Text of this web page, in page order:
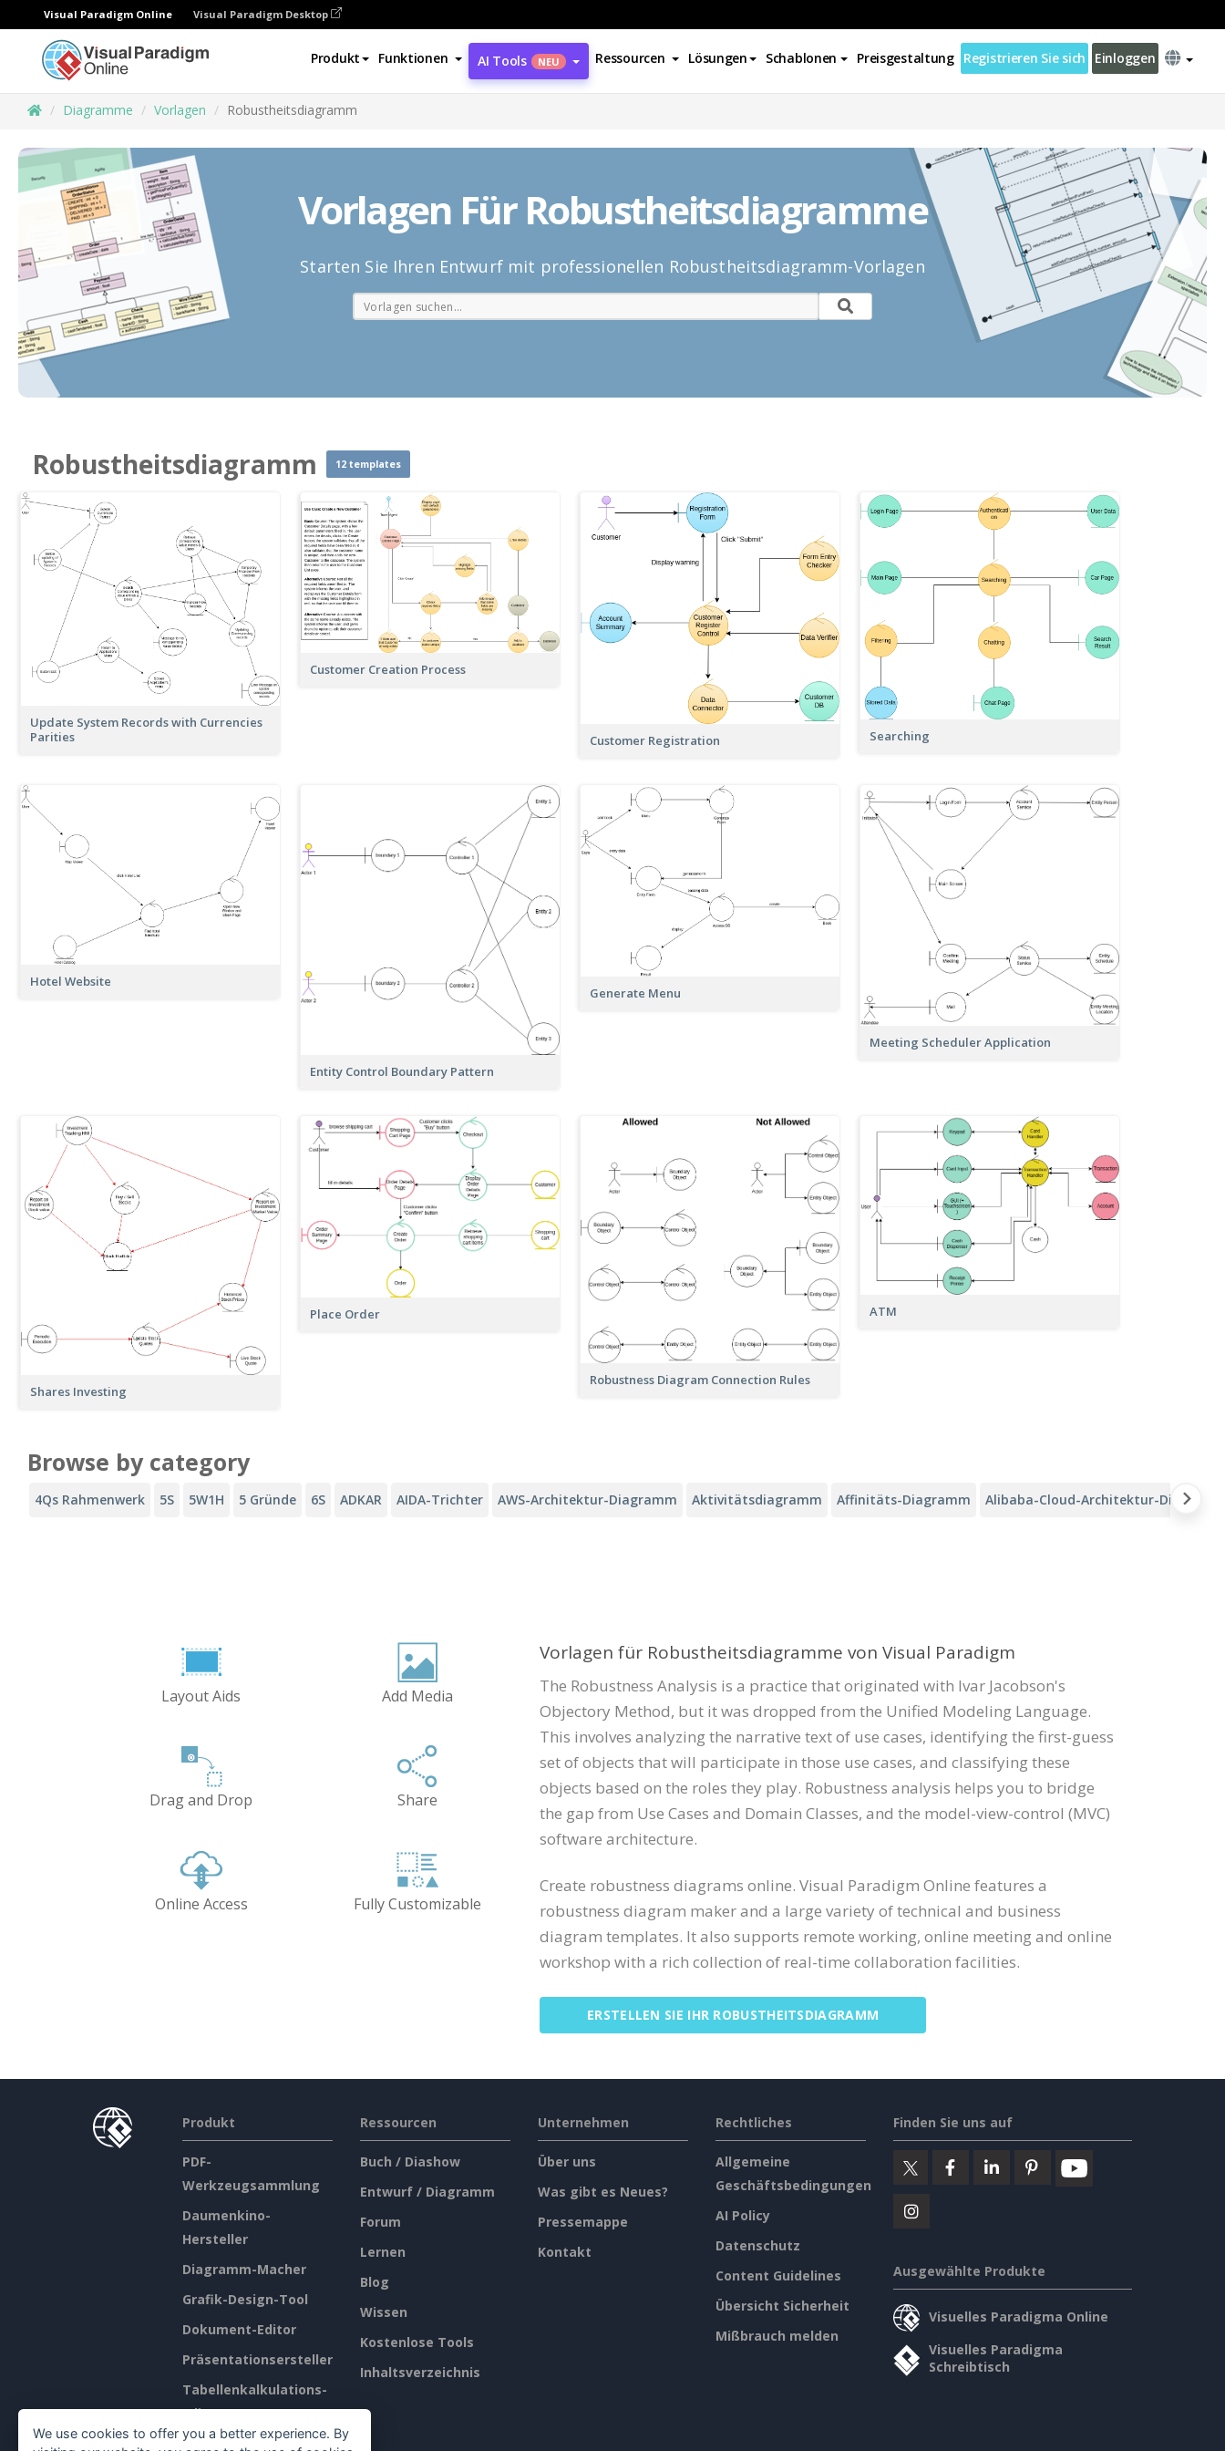
Visual Paradigm Online Visual Paradigm Desktop
Produkt Funktionen AI Tools NEU Ressourcen Lösungen Schablonen Preisgestaltung Registrieren Sie sich Einloggen
Diagramme Vorlagen Robustheitsdiagramm
Vorlagen Für Robustheitsdiagramme
Starten Sie Ihren Entwurf mit professionellen Robustheitsdiagramm-Vorlagen
Robustheitsdiagramm 12 templates
Update System Records with Currencies
Parities
Customer Creation Process
Customer Registration Searching
Hotel Website
Entity Control Boundary Pattern
Generate Menu
Meeting Scheduler Application
Shares Investing
Place Order
Robustness Diagram Connection Rules
ATM
Browse by category
4Qs Rahmenwerk 5S 5W1H 5 Gründe 6S ADKAR AIDA-Trichter AWS-Architektur-Diagramm Aktivitätsdiagramm Affinitäts-Diagramm Alibaba-Cloud-Architektur-
Layout Aids Add Media
Drag and Drop Share
Online Access Fully Customizable
Vorlagen für Robustheitsdiagramme von Visual Paradigm
The Robustness Analysis is a practice that originated with Ivar Jacobson's
Objectory Method, but it was dropped from the Unified Modeling Language.
This involves analyzing the narrative text of use cases, identifying the first-guess
set of objects that will participate in those use cases, and classifying these
objects based on the roles they play. Robustness analysis helps you to bridge
the gap from Use Cases and Domain Classes, and the model-view-control (MVC)
software architecture.
Create robustness diagrams online. Visual Paradigm Online features a
robustness diagram maker and a large variety of technical and business
diagram templates. It also supports remote working, online meeting and online
workshop with a rich collection of real-time collaboration facilities.
ERSTELLEN SIE IHR ROBUSTHEITSDIAGRAMM
Produkt
PDF-
Werkzeugsammlung
Daumenkino-
Hersteller
Diagramm-Macher
Grafik-Design-Tool
Dokument-Editor
Präsentationsersteller
Tabellenkalkulations-
Editor
Preisgestaltung
Ressourcen
Buch / Diashow
Entwurf / Diagramm
Forum
Lernen
Blog
Wissen
Kostenlose Tools
Inhaltsverzeichnis
Unternehmen
Über uns
Was gibt es Neues?
Pressemappe
Kontakt
Rechtliches
Allgemeine
Geschäftsbedingungen
AI Policy
Datenschutz
Content Guidelines
Übersicht Sicherheit
Mißbrauch melden
Finden Sie uns auf
Ausgewählte Produkte
Visuelles Paradigma Online
Visuelles Paradigma
Schreibtisch
We use cookies to offer you a better experience. By